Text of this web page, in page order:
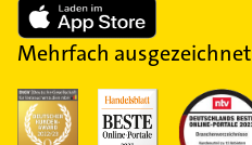
Mehrfach ausgezeichnet